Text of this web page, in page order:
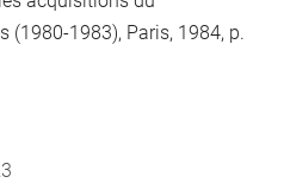
(1980-1983), Paris, 1984, p.